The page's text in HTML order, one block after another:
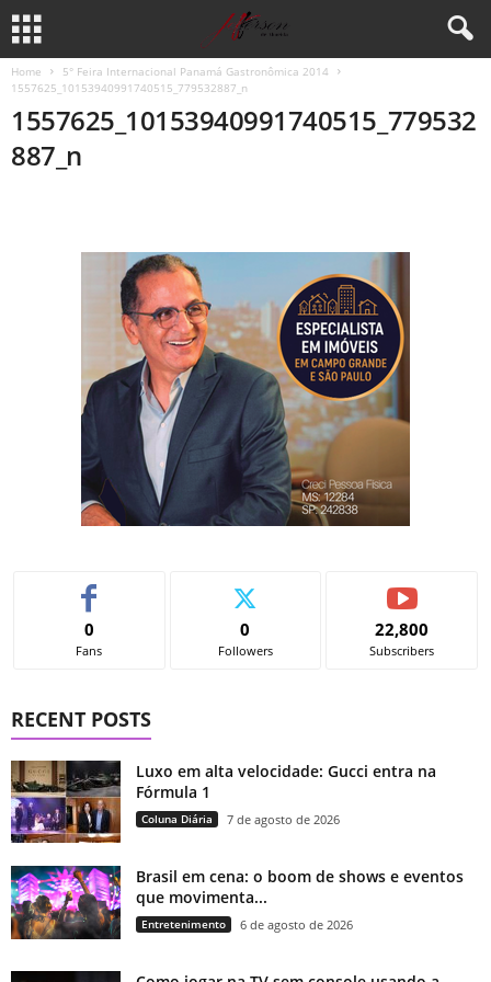
Home
5° Feira Internacional Panamá Gastronômica 2014
1557625_10153940991740515_779532887_n
1557625_10153940991740515_779532
887_n
0
Fans
0
Followers
22,800
Subscribers
RECENT POSTS
Luxo em alta velocidade: Gucci entra na
Fórmula 1
Coluna Diária 7 de agosto de 2026
Brasil em cena: o boom de shows e eventos
que movimenta...
Entretenimento 6 de agosto de 2026